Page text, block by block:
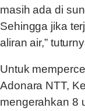
masih ada di
Sehingga jika
aliran air,”
Untuk
Adonara NTT,
mengerahkan 8